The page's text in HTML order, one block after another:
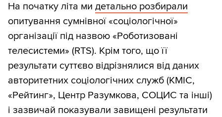
На початку літа ми детально розбирали
опитування сумнівної «соціологічної»
організації під назвою «Роботизовані
телесистеми» (RTS). Крім того, що її
результати суттєво відрізнялися від даних
авторитетних соціологічних служб (КМІС,
«Рейтинг», Центр Разумкова, СОЦИС та інші)
і зазвичай показували завищені результати